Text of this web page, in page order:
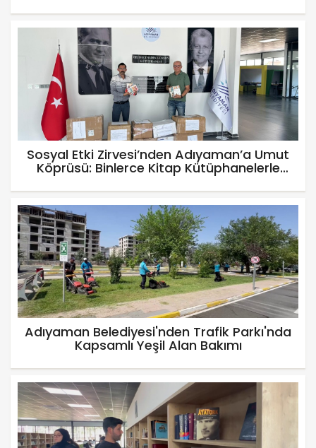
Sosyal Etki Zirvesi’nden Adıyaman’a Umut
Köprüsü: Binlerce Kitap Kütüphanelerle
Buluştu
Adıyaman Belediyesi'nden Trafik Parkı'nda
Kapsamlı Yeşil Alan Bakımı